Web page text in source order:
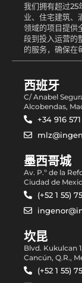
我们拥有超过25
业、住宅建筑、
领域的项目提供
段到投入运营的
的服务，确保在
西班牙
C/ Anabel
Alcobendas,
+34 916
墨西哥城
Av. P.º de la
Ciudad de
(+52 1 55)
坎昆
Blvd. Kukulcan
Cancún, Q.R.,
(+52 1 55)